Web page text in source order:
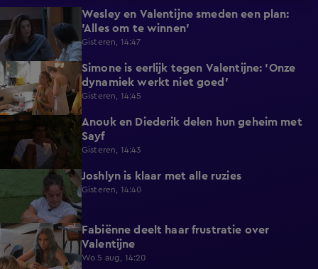
0:26
Wesley en Valentijne smeden een plan:
'Alles om te winnen'
Gisteren, 14:47
1:12
Simone is eerlijk tegen Valentijne: 'Onze
dynamiek werkt niet goed'
Gisteren, 14:45
0:48
Anouk en Diederik delen hun geheim met
Sayf
Gisteren, 14:43
Joshlyn is klaar met alle ruzies
Gisteren, 14:40
0:29
Fabiënne deelt haar frustratie over
Valentijne
Wo 5 aug, 14:20